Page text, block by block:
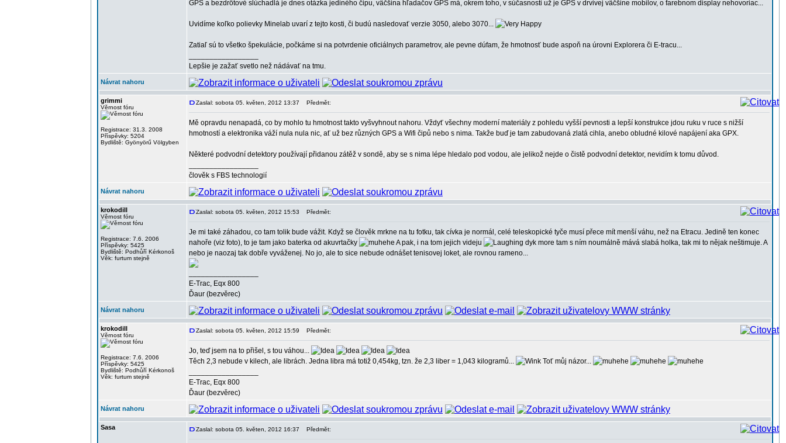
GPS a bezdrôtové slúchadlá je dnes otázka jediného čipu, väčšina hľadačov GPS má, okrem toho, v súčasnosti už je GPS v drvivej väčšine mobilov, o farebnom display nehovoriac...
Uvidíme koľko polievky Minelab uvarí z tejto kosti, či budú nasledovať verzie 3050, alebo 3070...
Zatiaľ sú to všetko špekulácie, počkáme si na potvrdenie oficiálnych parametrov, ale pevne dúfam, že hmotnosť bude aspoň na úrovni Explorera či E-tracu...
Lepšie je zažať svetlo než nádávať na tmu.
Návrat nahoru
grimmi
Věrnost fóru
Registrace: 31.3. 2008
Příspěvky: 5204
Bydliště: Gyönyörű Völgyben
Zaslal: sobota 05. květen, 2012 13:37 Předmět:
Mě opravdu nenapadá, co by mohlo tu hmotnost takto vyšvyhnout nahoru. Vždyť všechny moderní materiály z pohledu vyšší pevnosti a lepší konstrukce jdou ruku v ruce s nižší
hmotností a elektronika váží nula nula nic, ať už bez různých GPS a Wifi čipů nebo s nima. Takže buď je tam zabudovaná zlatá cihla, anebo obludné kilové napájení aka GPX.
Některé podvodní detektory používají přidanou zátěž v sondě, aby se s nima lépe hledalo pod vodou, ale jelikož nejde o čistě podvodní detektor, nevidím k tomu důvod.
člověk s FBS technologií
Návrat nahoru
krokodill
Věrnost fóru
Registrace: 7.6. 2006
Příspěvky: 5425
Bydliště: Podhůří Kérkonoš
Věk: furtum stejně
Zaslal: sobota 05. květen, 2012 15:53 Předmět:
Je mi také záhadou, co tam tolik bude vážit. Když se člověk mrkne na tu fotku, tak cívka je normál, celé teleskopické tyče musí přece mít menší váhu, než na Etracu. Jedině ten konec
nahoře (viz foto), to je tam jako baterka od akuvrtačky
A pak, i na tom jejich videju
dyk more tam s ním noumálně mává slabá holka, tak mi to nějak neštimuje. A
nebo je naozaj tak dobře vyváženej. No jo, ale to sice nebude odnášet tenisovej loket, ale rovnou rameno...
E-Trac, Eqx 800
Ďaur (bezvěrec)
Návrat nahoru
krokodill
Věrnost fóru
Registrace: 7.6. 2006
Příspěvky: 5425
Bydliště: Podhůří Kérkonoš
Věk: furtum stejně
Zaslal: sobota 05. květen, 2012 15:59 Předmět:
Jo, teď jsem na to přišel, s tou váhou...
Těch 2,3 nebude v kilech, ale librách. Jedna libra má totiž 0,454kg, tzn. že 2,3 liber = 1,043 kilogramů...
Toť můj názor...
E-Trac, Eqx 800
Ďaur (bezvěrec)
Návrat nahoru
Sasa Zaslal: sobota 05. květen, 2012 16:37 Předmět: